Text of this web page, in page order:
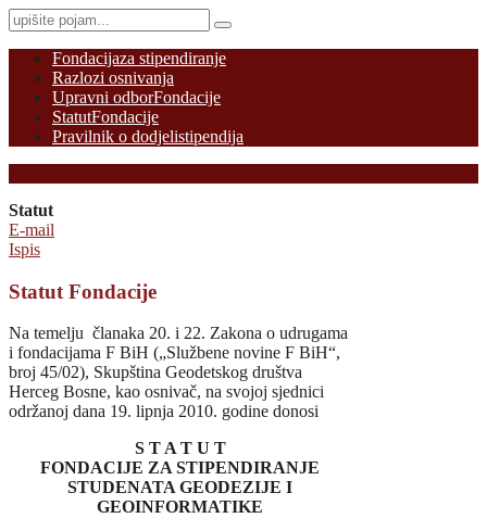
Fondacijaza stipendiranje
Razlozi osnivanja
Upravni odborFondacije
StatutFondacije
Pravilnik o dodjelistipendija
Statut
E-mail
Ispis
Statut Fondacije
Na temelju članaka 20. i 22. Zakona o udrugama
i fondacijama F BiH („Službene novine F BiH“,
broj 45/02), Skupština Geodetskog društva
Herceg Bosne, kao osnivač, na svojoj sjednici
održanoj dana 19. lipnja 2010. godine donosi
S T A T U T
FONDACIJE ZA STIPENDIRANJE
STUDENATA GEODEZIJE I
GEOINFORMATIKE